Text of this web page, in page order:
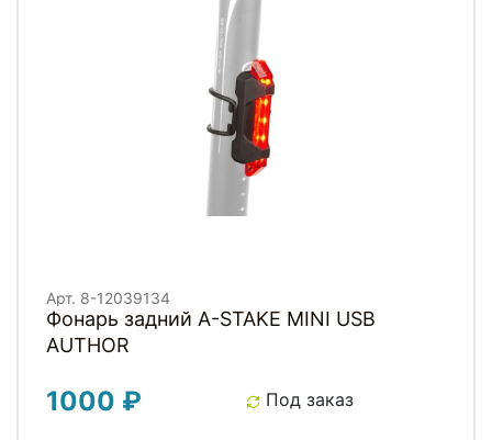
Арт. 8-12039134
Фонарь задний A-STAKE MINI USB
AUTHOR
1000 ₽ Под заказ